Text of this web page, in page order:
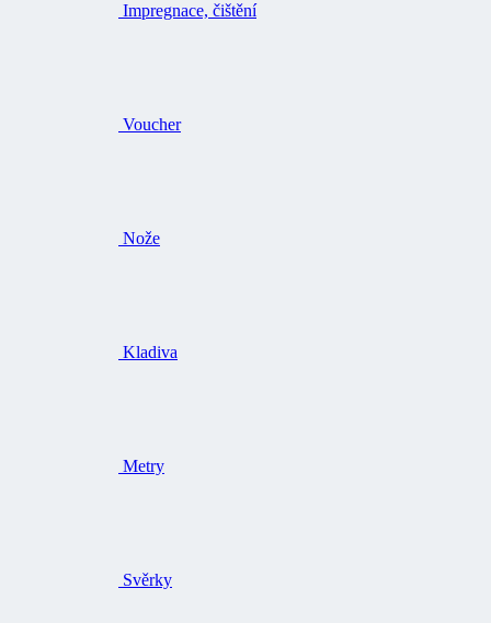
Impregnace, čištění
Voucher
Nože
Kladiva
Metry
Svěrky